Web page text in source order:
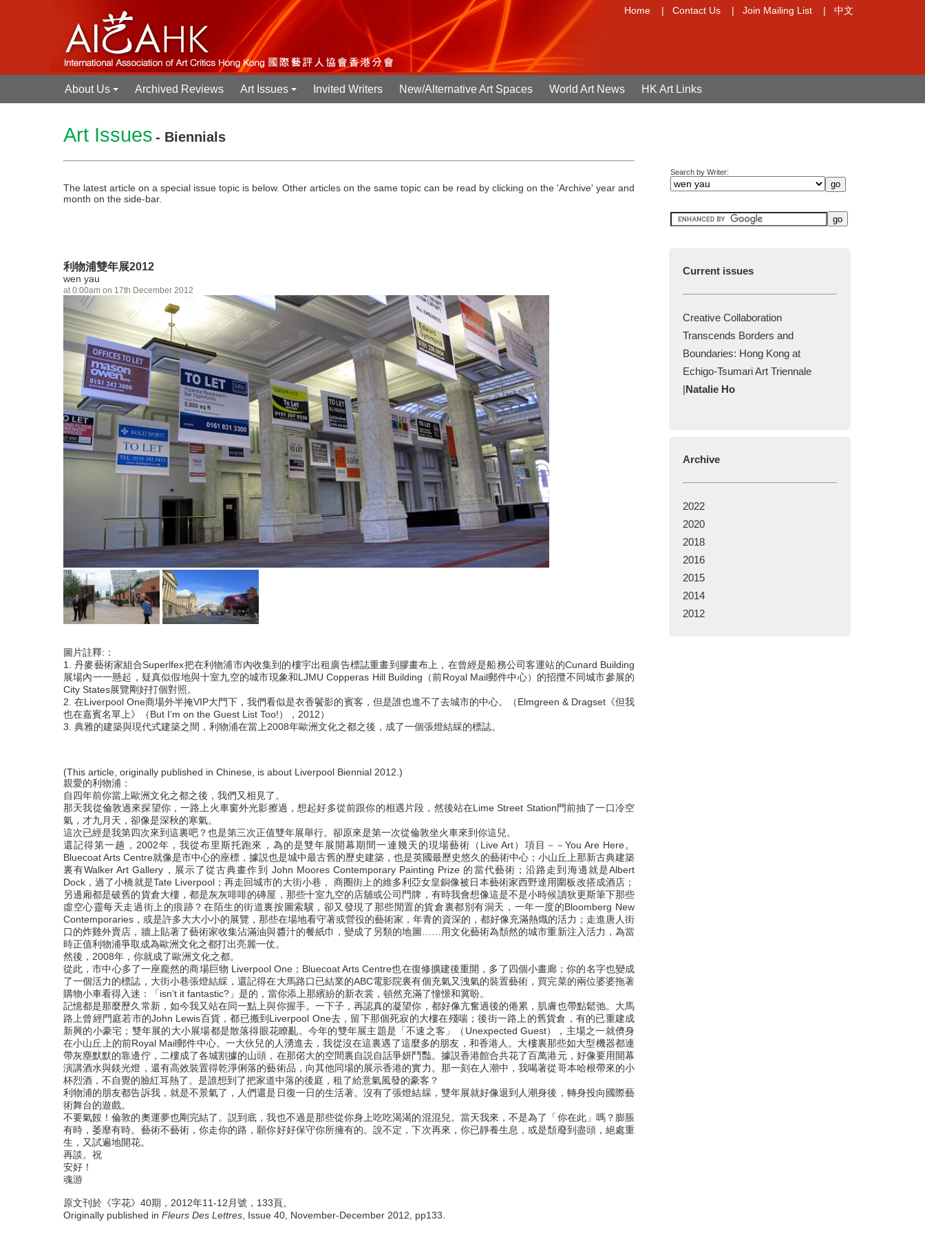
Home | Contact Us | Join Mailing List | 中文
+
About Us Archived Reviews
+
Art Issues Invited Writers New/Alternative Art Spaces World Art News HK Art Links
Art Issues - Biennials
The latest article on a special issue topic is below. Other articles on the same topic can be read by clicking on the 'Archive' year and
month on the side-bar.
利物浦雙年展2012
wen yau
at 0:00am on 17th December 2012
圖片註釋:：
1. 丹麥藝術家組合Superlfex把在利物浦市內收集到的樓宇出租廣告標誌重畫到膠畫布上，在曾經是船務公司客運站的Cunard Building
展場內一一懸起，疑真似假地與十室九空的城市現象和LJMU Copperas Hill Building（前Royal Mail郵件中心）的招攬不同城市參展的
City States展覽剛好打個對照。
2. 在Liverpool One商場外半掩VIP大門下，我們看似是衣香鬢影的賓客，但是誰也進不了去城市的中心。（Elmgreen & Dragset《但我
也在嘉賓名單上》（But I’m on the Guest List Too!），2012）
3. 典雅的建築與現代式建築之間，利物浦在當上2008年歐洲文化之都之後，成了一個張燈結綵的標誌。
(This article, originally published in Chinese, is about Liverpool Biennial 2012.)
親愛的利物浦：
自四年前你當上歐洲文化之都之後，我們又相見了。
那天我從倫敦過來探望你，一路上火車窗外光影擦過，想起好多從前跟你的相遇片段，然後站在Lime Street Station門前抽了一口冷空
氣，才九月天，卻像是深秋的寒氣。
這次已經是我第四次來到這裏吧？也是第三次正值雙年展舉行。卻原來是第一次從倫敦坐火車來到你這兒。
還記得第一趟，2002年，我從布里斯托跑來，為的是雙年展開幕期間一連幾天的現場藝術（Live Art）項目－－You Are Here。
Bluecoat Arts Centre就像是市中心的座標，據説也是城中最古舊的歷史建築，也是英國最歷史悠久的藝術中心；小山丘上那新古典建築
裏有Walker Art Gallery，展示了從古典畫作到 John Moores Contemporary Painting Prize 的當代藝術；沿路走到海邊就是Albert
Dock，過了小橋就是Tate Liverpool；再走回城市的大街小巷， 商圈街上的維多利亞女皇銅像被日本藝術家西野達用圍板改搭成酒店；
另邊廂都是破舊的貨倉大樓，都是灰灰啡啡的磚屋，那些十室九空的店舖或公司門牌，有時我會想像這是不是小時候讀狄更斯筆下那些
虛空心靈每天走過街上的痕跡？在陌生的街道裏按圖索驥，卻又發現了那些閒置的貨倉裏都別有洞天，一年一度的Bloomberg New
Contemporaries，或是許多大大小小的展覽，那些在場地看守著或營役的藝術家，年青的資深的，都好像充滿熱熾的活力；走進唐人街
口的炸雞外賣店，牆上貼著了藝術家收集沾滿油與醬汁的餐紙巾，變成了另類的地圖……用文化藝術為頹然的城市重新注入活力，為當
時正值利物浦爭取成為歐洲文化之都打出亮麗一仗。
然後，2008年，你就成了歐洲文化之都。
從此，市中心多了一座龐然的商場巨物 Liverpool One；Bluecoat Arts Centre也在復修擴建後重開，多了四個小畫廊；你的名字也變成
了一個活力的標誌，大街小巷張燈結綵，還記得在大馬路口已結業的ABC電影院裏有個充氣又洩氣的裝置藝術，買完菜的兩位婆婆拖著
購物小車看得入迷：「isn’t it fantastic?」是的，當你添上那繽紛的新衣裳，頓然充滿了憧憬和冀盼。
記憶都是那麼歷久常新，如今我又站在同一點上與你握手。一下子，再認真的凝望你，都好像亢奮過後的倦累，肌膚也帶點鬆弛。大馬
路上曾經門庭若市的John Lewis百貨，都已搬到Liverpool One去，留下那個死寂的大樓在殘喘；後街一路上的舊貨倉，有的已重建成
新興的小豪宅；雙年展的大小展場都是散落得眼花瞭亂。今年的雙年展主題是「不速之客」（Unexpected Guest），主場之一就儕身
在小山丘上的前Royal Mail郵件中心。一大伙兒的人湧進去，我從沒在這裏遇了這麼多的朋友，和香港人。大樓裏那些如大型機器都連
帶灰塵默默的靠邊佇，二樓成了各城割據的山頭，在那偌大的空間裏自説自話爭妍鬥豔。據説香港館合共花了百萬港元，好像要用開幕
演講酒水與鎂光燈，還有高效裝置得乾淨俐落的藝術品，向其他同場的展示香港的實力。那一刻在人潮中，我喝著從哥本哈根帶來的小
杯烈酒，不自覺的臉紅耳熱了。是誰想到了把家道中落的後庭，租了給意氣風發的豪客？
利物浦的朋友都告訴我，就是不景氣了，人們還是日復一日的生活著。沒有了張燈結綵，雙年展就好像退到人潮身後，轉身投向國際藝
術舞台的遊戲。
不要氣餒！倫敦的奧運夢也剛完結了。説到底，我也不過是那些從你身上吃吃渴渴的混混兒。當天我來，不是為了「你在此」嗎？膨脹
有時，萎靡有時。藝術不藝術，你走你的路，願你好好保守你所擁有的。說不定，下次再來，你已靜養生息，或是頹廢到盡頭，絕處重
生，又試遍地開花。
再談。祝
安好！
魂游
原文刊於 《字花》 40期， 2012年11-12 月號， 133 頁。
Originally published in Fleurs Des Lettres , Issue 40, November-December 2012, pp133.
Search by Writer:
Current issues
Creative Collaboration
Transcends Borders and
Boundaries: Hong Kong at
Echigo-Tsumari Art Triennale
|Natalie Ho
Archive
2022
2020
2018
2016
2015
2014
2012